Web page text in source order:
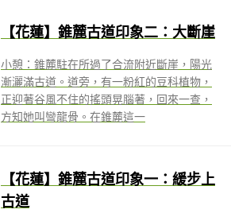
【花蓮】錐麓古道印象二：大斷崖
小憩：錐麓駐在所過了合流附近斷崖，陽光
漸灑滿古道。道旁，有一粉紅的豆科植物，
正迎著谷風不住的搖頭晃腦著，回來一查，
方知她叫彎龍骨。在錐麓這一
【花蓮】錐麓古道印象一：緩步上
古道